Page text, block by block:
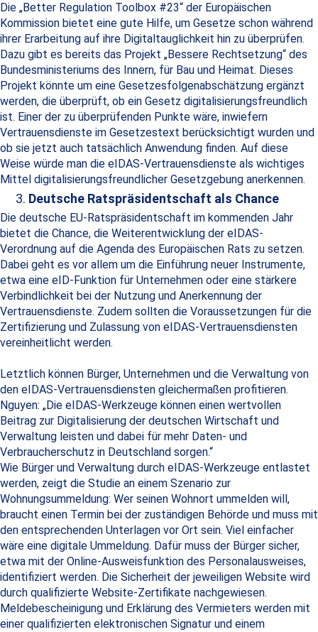
Die „Better Regulation Toolbox #23“ der Europäischen
Kommission bietet eine gute Hilfe, um Gesetze schon während
ihrer Erarbeitung auf ihre Digitaltauglichkeit hin zu überprüfen.
Dazu gibt es bereits das Projekt „Bessere Rechtsetzung“ des
Bundesministeriums des Innern, für Bau und Heimat. Dieses
Projekt könnte um eine Gesetzesfolgenabschätzung ergänzt
werden, die überprüft, ob ein Gesetz digitalisierungsfreundlich
ist. Einer der zu überprüfenden Punkte wäre, inwiefern
Vertrauensdienste im Gesetzestext berücksichtigt wurden und
ob sie jetzt auch tatsächlich Anwendung finden. Auf diese
Weise würde man die eIDAS-Vertrauensdienste als wichtiges
Mittel digitalisierungsfreundlicher Gesetzgebung anerkennen.
Deutsche Ratspräsidentschaft als Chance
Die deutsche EU-Ratspräsidentschaft im kommenden Jahr
bietet die Chance, die Weiterentwicklung der eIDAS-
Verordnung auf die Agenda des Europäischen Rats zu setzen.
Dabei geht es vor allem um die Einführung neuer Instrumente,
etwa eine eID-Funktion für Unternehmen oder eine stärkere
Verbindlichkeit bei der Nutzung und Anerkennung der
Vertrauensdienste. Zudem sollten die Voraussetzungen für die
Zertifizierung und Zulassung von eIDAS-Vertrauensdiensten
vereinheitlicht werden.
Letztlich können Bürger, Unternehmen und die Verwaltung von
den eIDAS-Vertrauensdiensten gleichermaßen profitieren.
Nguyen: „Die eIDAS-Werkzeuge können einen wertvollen
Beitrag zur Digitalisierung der deutschen Wirtschaft und
Verwaltung leisten und dabei für mehr Daten- und
Verbraucherschutz in Deutschland sorgen.“
Wie Bürger und Verwaltung durch eIDAS-Werkzeuge entlastet
werden, zeigt die Studie an einem Szenario zur
Wohnungsummeldung: Wer seinen Wohnort ummelden will,
braucht einen Termin bei der zuständigen Behörde und muss mit
den entsprechenden Unterlagen vor Ort sein. Viel einfacher
wäre eine digitale Ummeldung. Dafür muss der Bürger sicher,
etwa mit der Online-Ausweisfunktion des Personalausweises,
identifiziert werden. Die Sicherheit der jeweiligen Website wird
durch qualifizierte Website-Zertifikate nachgewiesen.
Meldebescheinigung und Erklärung des Vermieters werden mit
einer qualifizierten elektronischen Signatur und einem